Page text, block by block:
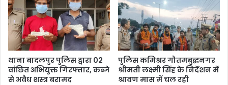
थाना बादलपुर पुलिस द्वारा 02
वांछित अभियुक्त गिरफ्तार, कब्जे
से अवैध शस्त्र बरामद
पुलिस कमिश्रर गौतमबुद्धनगर
श्रीमती लक्ष्मी सिंह के निर्देशन में
श्रावण मास में चल रही